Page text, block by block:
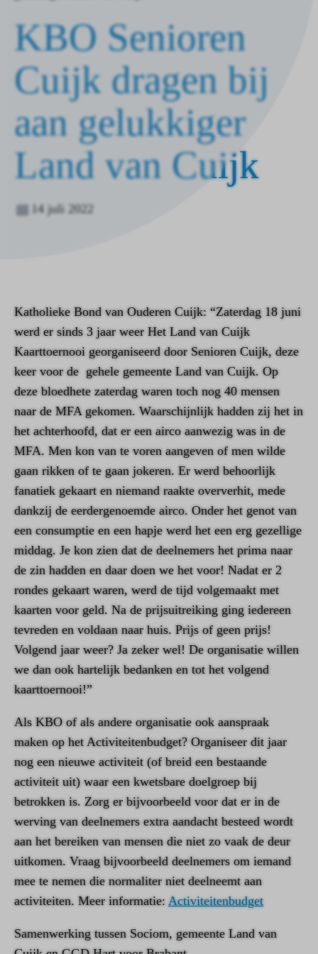
homepagina
KBO Senioren
Cuijk dragen bij
aan gelukkiger
Land van Cuijk
14 juli 2022
Katholieke Bond van Ouderen Cuijk: “Zaterdag 18 juni
werd er sinds 3 jaar weer Het Land van Cuijk
Kaarttoernooi georganiseerd door Senioren Cuijk, deze
keer voor de gehele gemeente Land van Cuijk. Op
deze bloedhete zaterdag waren toch nog 40 mensen
naar de MFA gekomen. Waarschijnlijk hadden zij het in
het achterhoofd, dat er een airco aanwezig was in de
MFA. Men kon van te voren aangeven of men wilde
gaan rikken of te gaan jokeren. Er werd behoorlijk
fanatiek gekaart en niemand raakte oververhit, mede
dankzij de eerdergenoemde airco. Onder het genot van
een consumptie en een hapje werd het een erg gezellige
middag. Je kon zien dat de deelnemers het prima naar
de zin hadden en daar doen we het voor! Nadat er 2
rondes gekaart waren, werd de tijd volgemaakt met
kaarten voor geld. Na de prijsuitreiking ging iedereen
tevreden en voldaan naar huis. Prijs of geen prijs!
Volgend jaar weer? Ja zeker wel! De organisatie willen
we dan ook hartelijk bedanken en tot het volgend
kaarttoernooi!”
Als KBO of als andere organisatie ook aanspraak
maken op het Activiteitenbudget? Organiseer dit jaar
nog een nieuwe activiteit (of breid een bestaande
activiteit uit) waar een kwetsbare doelgroep bij
betrokken is. Zorg er bijvoorbeeld voor dat er in de
werving van deelnemers extra aandacht besteed wordt
aan het bereiken van mensen die niet zo vaak de deur
uitkomen. Vraag bijvoorbeeld deelnemers om iemand
mee te nemen die normaliter niet deelneemt aan
activiteiten. Meer informatie: Activiteitenbudget
Samenwerking tussen Sociom, gemeente Land van